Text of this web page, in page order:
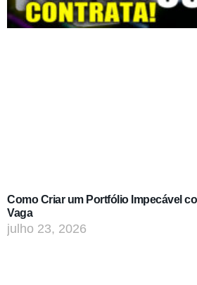
Como Criar um Portfólio Impecável
Vaga
julho 23, 2026